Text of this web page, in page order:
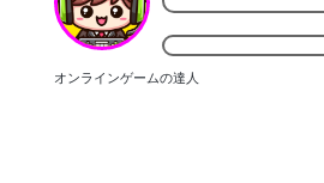
オンラインゲームの達人